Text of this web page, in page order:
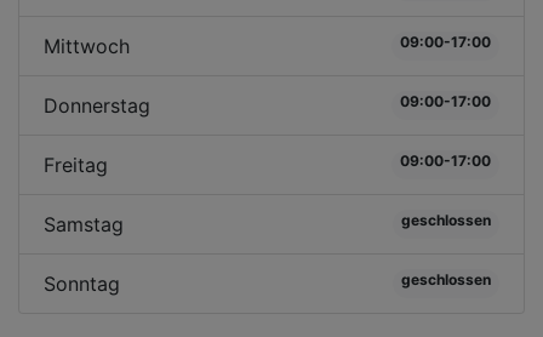
Mittwoch 09:00-17:00
Donnerstag 09:00-17:00
Freitag 09:00-17:00
Samstag geschlossen
Sonntag geschlossen